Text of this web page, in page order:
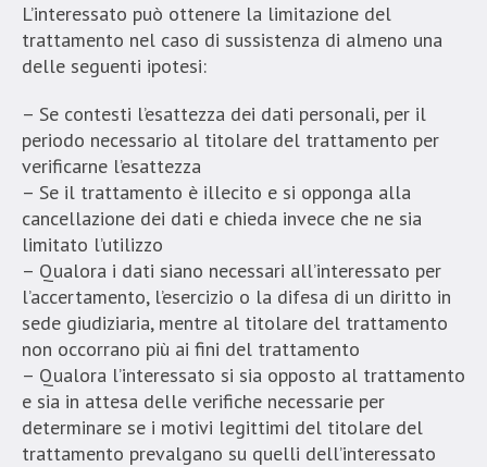
L’interessato può ottenere la limitazione del
trattamento nel caso di sussistenza di almeno una
delle seguenti ipotesi:
– Se contesti l’esattezza dei dati personali, per il
periodo necessario al titolare del trattamento per
verificarne l’esattezza
– Se il trattamento è illecito e si opponga alla
cancellazione dei dati e chieda invece che ne sia
limitato l’utilizzo
– Qualora i dati siano necessari all’interessato per
l’accertamento, l’esercizio o la difesa di un diritto in
sede giudiziaria, mentre al titolare del trattamento
non occorrano più ai fini del trattamento
– Qualora l’interessato si sia opposto al trattamento
e sia in attesa delle verifiche necessarie per
determinare se i motivi legittimi del titolare del
trattamento prevalgano su quelli dell’interessato